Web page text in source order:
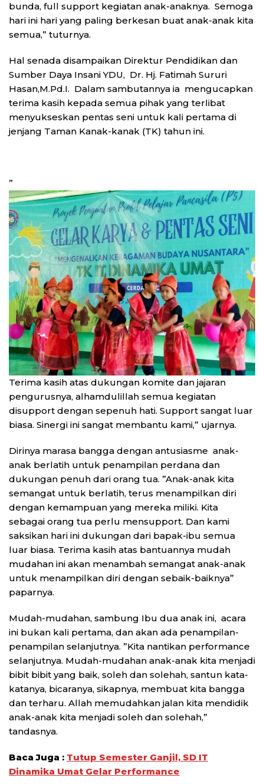
bunda, full support kegiatan anak-anaknya. Semoga
hari ini hari yang paling berkesan buat anak-anak kita
semua,” tuturnya.
Hal senada disampaikan Direktur Pendidikan dan
Sumber Daya Insani YDU, Dr. Hj. Fatimah Sururi
Hasan,M.Pd.I. Dalam sambutannya ia mengucapkan
terima kasih kepada semua pihak yang terlibat
menyukseskan pentas seni untuk kali pertama di
jenjang Taman Kanak-kanak (TK) tahun ini.
”
Terima kasih atas dukungan komite dan jajaran
pengurusnya, alhamdulillah semua kegiatan
disupport dengan sepenuh hati. Support sangat luar
biasa. Sinergi ini sangat membantu kami,” ujarnya.
Dirinya marasa bangga dengan antusiasme anak-
anak berlatih untuk penampilan perdana dan
dukungan penuh dari orang tua. ”Anak-anak kita
semangat untuk berlatih, terus menampilkan diri
dengan kemampuan yang mereka miliki. Kita
sebagai orang tua perlu mensupport. Dan kami
saksikan hari ini dukungan dari bapak-ibu semua
luar biasa. Terima kasih atas bantuannya mudah
mudahan ini akan menambah semangat anak-anak
untuk menampilkan diri dengan sebaik-baiknya”
paparnya.
Mudah-mudahan, sambung Ibu dua anak ini, acara
ini bukan kali pertama, dan akan ada penampilan-
penampilan selanjutnya. ”Kita nantikan performance
selanjutnya. Mudah-mudahan anak-anak kita menjadi
bibit bibit yang baik, soleh dan solehah, santun kata-
katanya, bicaranya, sikapnya, membuat kita bangga
dan terharu. Allah memudahkan jalan kita mendidik
anak-anak kita menjadi soleh dan solehah,”
tandasnya.
Baca Juga : Tutup Semester Ganjil, SD IT
Dinamika Umat Gelar Performance